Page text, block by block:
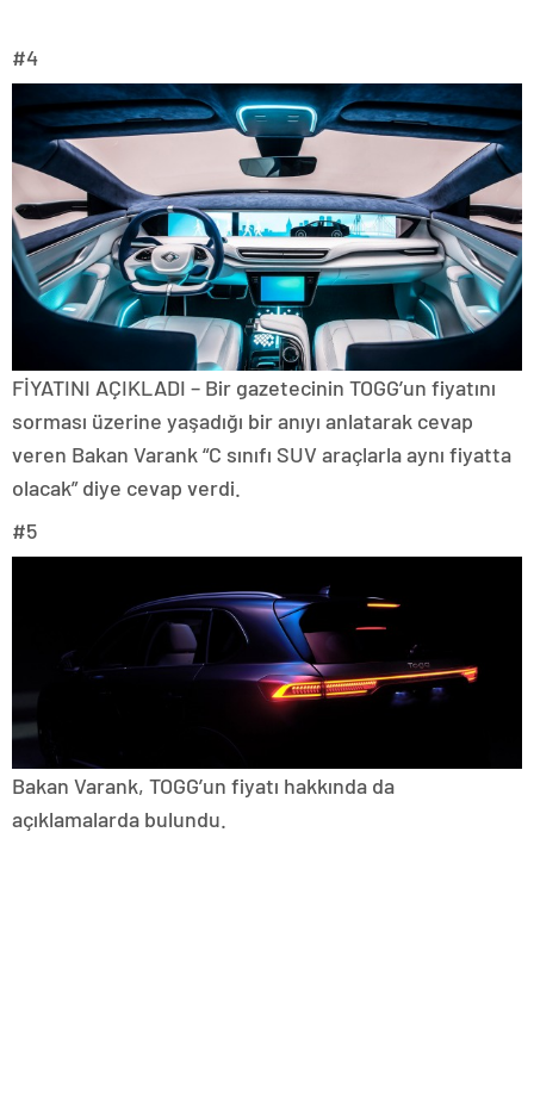
#4
FİYATINI AÇIKLADI – Bir gazetecinin TOGG’un fiyatını
sorması üzerine yaşadığı bir anıyı anlatarak cevap
veren Bakan Varank “C sınıfı SUV araçlarla aynı fiyatta
olacak” diye cevap verdi.
#5
Bakan Varank, TOGG’un fiyatı hakkında da
açıklamalarda bulundu.